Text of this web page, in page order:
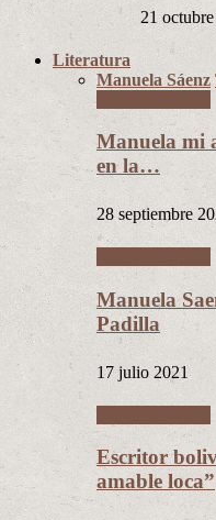
21 octubre
Literatura
Manuela Sáenz
Manuela mi
en la…
28 septiembre
Manuela
Padilla
17 julio 2021
Escritor
amable loca”